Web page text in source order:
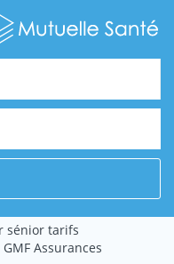
sénior tarifs
Assurances